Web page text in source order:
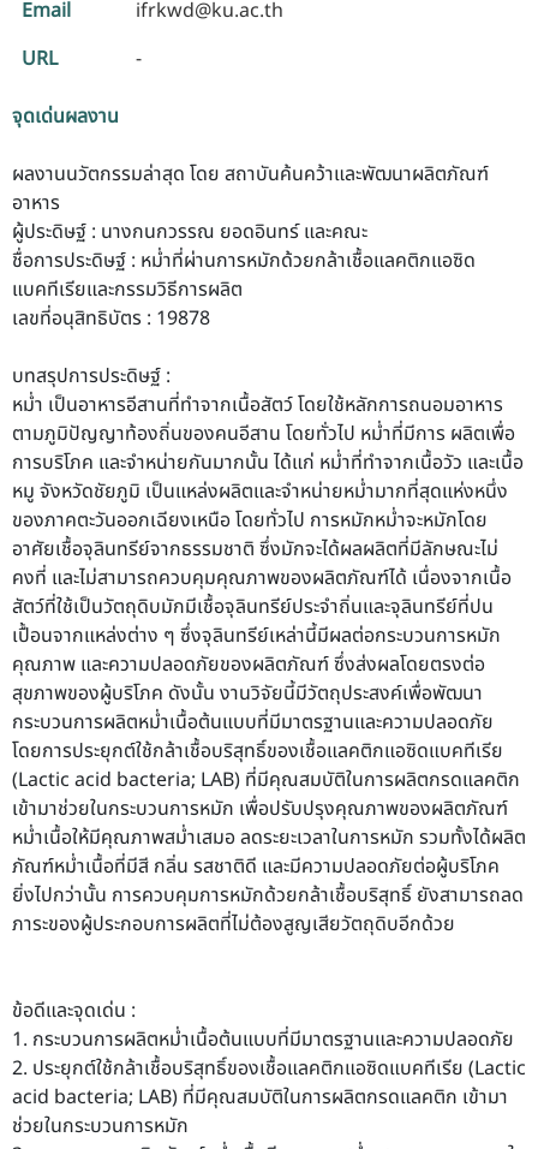
Email
ifrkwd@ku.ac.th
URL
-
จุดเด่นผลงาน
ผลงานนวัตกรรมล่าสุด โดย สถาบันค้นคว้าและพัฒนาผลิตภัณฑ์
อาหาร
ผู้ประดิษฐ์ : นางกนกวรรณ ยอดอินทร์ และคณะ
ชื่อการประดิษฐ์ : หมํ่าที่ผ่านการหมักด้วยกล้าเชื้อแลคติกแอซิด
แบคทีเรียและกรรมวิธีการผลิต
เลขที่อนุสิทธิบัตร : 19878
บทสรุปการประดิษฐ์ :
️หมํ่า เป็นอาหารอีสานที่ทําจากเนื้อสัตว์ โดยใช้หลักการถนอมอาหาร
ตามภูมิปัญญาท้องถิ่นของคนอีสาน โดยทั่วไป หมํ่าที่มีการ ผลิตเพื่อ
การบริโภค และจําหน่ายกันมากนั้น ได้แก่ หมํ่าที่ทําจากเนื้อวัว และเนื้อ
หมู จังหวัดชัยภูมิ เป็นแหล่งผลิตและจําหน่ายหมํ่ามากที่สุดแห่งหนึ่ง
ของภาคตะวันออกเฉียงเหนือ โดยทั่วไป การหมักหมํ่าจะหมักโดย
อาศัยเชื้อจุลินทรีย์จากธรรมชาติ ซึ่งมักจะได้ผลผลิตที่มีลักษณะไม่
คงที่ และไม่สามารถควบคุมคุณภาพของผลิตภัณฑ์ได้ เนื่องจากเนื้อ
สัตว์ที่ใช้เป็นวัตถุดิบมักมีเชื้อจุลินทรีย์ประจําถิ่นและจุลินทรีย์ที่ปน
เปื้อนจากแหล่งต่าง ๆ ซึ่งจุลินทรีย์เหล่านี้มีผลต่อกระบวนการหมัก
คุณภาพ และความปลอดภัยของผลิตภัณฑ์ ซึ่งส่งผลโดยตรงต่อ
สุขภาพของผู้บริโภค ดังนั้น งานวิจัยนี้มีวัตถุประสงค์เพื่อพัฒนา
กระบวนการผลิตหมํ่าเนื้อต้นแบบที่มีมาตรฐานและความปลอดภัย
โดยการประยุกต์ใช้กล้าเชื้อบริสุทธิ์ของเชื้อแลคติกแอซิดแบคทีเรีย
(Lactic acid bacteria; LAB) ที่มีคุณสมบัติในการผลิตกรดแลคติก
เข้ามาช่วยในกระบวนการหมัก เพื่อปรับปรุงคุณภาพของผลิตภัณฑ์
หมํ่าเนื้อให้มีคุณภาพสมํ่าเสมอ ลดระยะเวลาในการหมัก รวมทั้งได้ผลิต
ภัณฑ์หมํ่าเนื้อที่มีสี กลิ่น รสชาติดี และมีความปลอดภัยต่อผู้บริโภค
ยิ่งไปกว่านั้น การควบคุมการหมักด้วยกล้าเชื้อบริสุทธิ์ ยังสามารถลด
ภาระของผู้ประกอบการผลิตที่ไม่ต้องสูญเสียวัตถุดิบอีกด้วย
ข้อดีและจุดเด่น :
1. กระบวนการผลิตหมํ่าเนื้อต้นแบบที่มีมาตรฐานและความปลอดภัย
2. ประยุกต์ใช้กล้าเชื้อบริสุทธิ์ของเชื้อแลคติกแอซิดแบคทีเรีย (Lactic
acid bacteria; LAB) ที่มีคุณสมบัติในการผลิตกรดแลคติก เข้ามา
ช่วยในกระบวนการหมัก